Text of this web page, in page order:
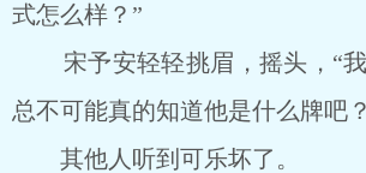
式怎么样？”
宋予安轻轻挑眉，摇头，“我
总不可能真的知道他是什么牌吧？
其他人听到可乐坏了。